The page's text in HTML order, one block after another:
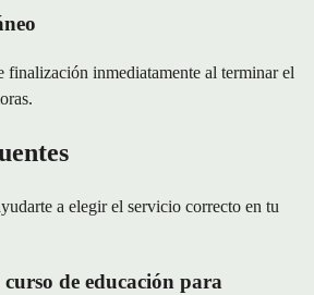
finalización inmediatamente al terminar el
a elegir el servicio correcto en tu
de educación para